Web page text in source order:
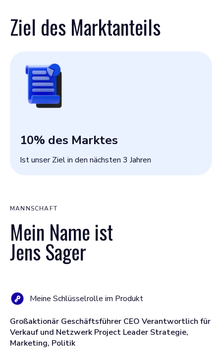
Ziel des Marktanteils
10% des Marktes
Ist unser Ziel in den nächsten 3 Jahren
MANNSCHAFT
Mein Name ist
Jens Sager
Meine Schlüsselrolle im Produkt
Großaktionär Geschäftsführer CEO Verantwortlich für
Verkauf und Netzwerk Project Leader Strategie,
Marketing, Politik